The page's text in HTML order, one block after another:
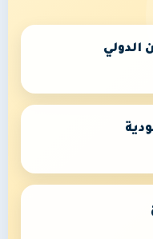
الدولي